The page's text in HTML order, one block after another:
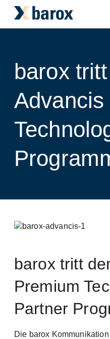
barox
barox tritt
Premium
Partner
Die barox